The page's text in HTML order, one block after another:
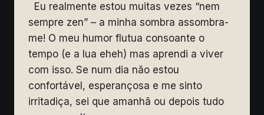
Eu realmente estou muitas vezes “nem
sempre zen” – a minha sombra assombra-
me! O meu humor flutua consoante o
tempo (e a lua eheh) mas aprendi a viver
com isso. Se num dia não estou
confortável, esperançosa e me sinto
irritadiça, sei que amanhã ou depois tudo